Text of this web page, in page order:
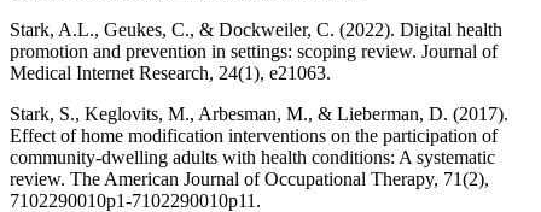
Stark, A.L., Geukes, C., & Dockweiler, C. (2022). Digital health
promotion and prevention in settings: scoping review. Journal of
Medical Internet Research, 24(1), e21063.
Stark, S., Keglovits, M., Arbesman, M., & Lieberman, D. (2017).
Effect of home modification interventions on the participation of
community-dwelling adults with health conditions: A systematic
review. The American Journal of Occupational Therapy, 71(2),
7102290010p1-7102290010p11.